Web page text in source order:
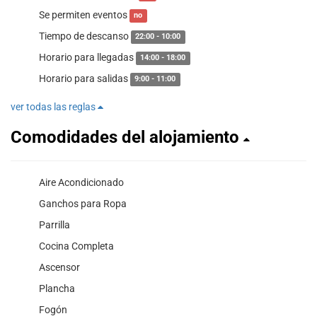
Se permiten eventos no
Tiempo de descanso 22:00 - 10:00
Horario para llegadas 14:00 - 18:00
Horario para salidas 9:00 - 11:00
ver todas las reglas
Comodidades del alojamiento
Aire Acondicionado
Ganchos para Ropa
Parrilla
Cocina Completa
Ascensor
Plancha
Fogón